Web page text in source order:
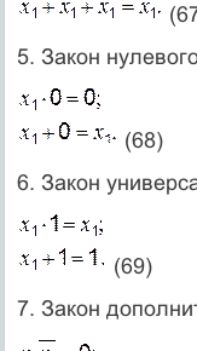
5. Закон
(68)
6. Закон
(69)
7. Закон